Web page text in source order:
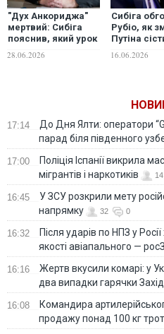
"Дух Анкориджа"
мертвий: Сибіга
пояснив, який урок
має засвоїти Росія
28.06.2026
Сибіга
Рубіо, як
Путіна
переговорів
16.06.2026
17:14
До Дня Ялти: оператори
парад біля південного
17:00
Поліція Іспанії викрила
мігрантів і наркотиків
14
16:45
У ЗСУ розкрили мету
напрямку
32 0
16:32
Після ударів по НПЗ у
якості авіапального —
16:16
Жертв вкусили комарі: у
два випадки гарячки
16:08
Командира
продажу понад 100 кг